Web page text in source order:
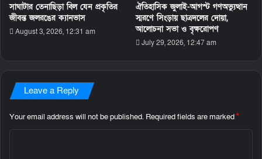
সাঘাটার তেনাছিড়া বিল যেন প্রকৃতির
জীবন্ত জলরঙের ক্যানভাস
August 3, 2026, 12:31 am
ঐতিহাসিক জুলাই-আগস্ট গণঅভ্যুত্থান
স্মরণে সিংড়ায় ছাত্রদলের দোয়া,
আলোচনা সভা ও বৃক্ষরোপণ
July 29, 2026, 12:47 am
Leave a Reply
Your email address will not be published. Required fields are marked*